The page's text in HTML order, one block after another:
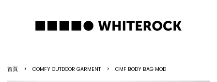
首頁 › COMFY OUTDOOR GARMENT › CMF BODY BAG MOD